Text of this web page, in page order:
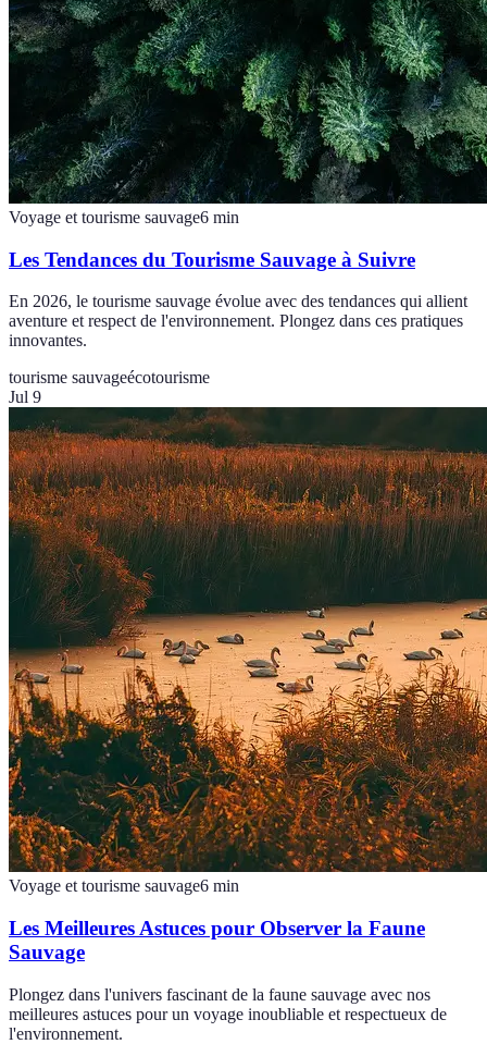
Voyage et tourisme sauvage6 min
Les Tendances du Tourisme Sauvage à Suivre
En 2026, le tourisme sauvage évolue avec des tendances qui allient
aventure et respect de l'environnement. Plongez dans ces pratiques
innovantes.
tourisme sauvageécotourisme
Jul 9
Voyage et tourisme sauvage6 min
Les Meilleures Astuces pour Observer la Faune
Sauvage
Plongez dans l'univers fascinant de la faune sauvage avec nos
meilleures astuces pour un voyage inoubliable et respectueux de
l'environnement.